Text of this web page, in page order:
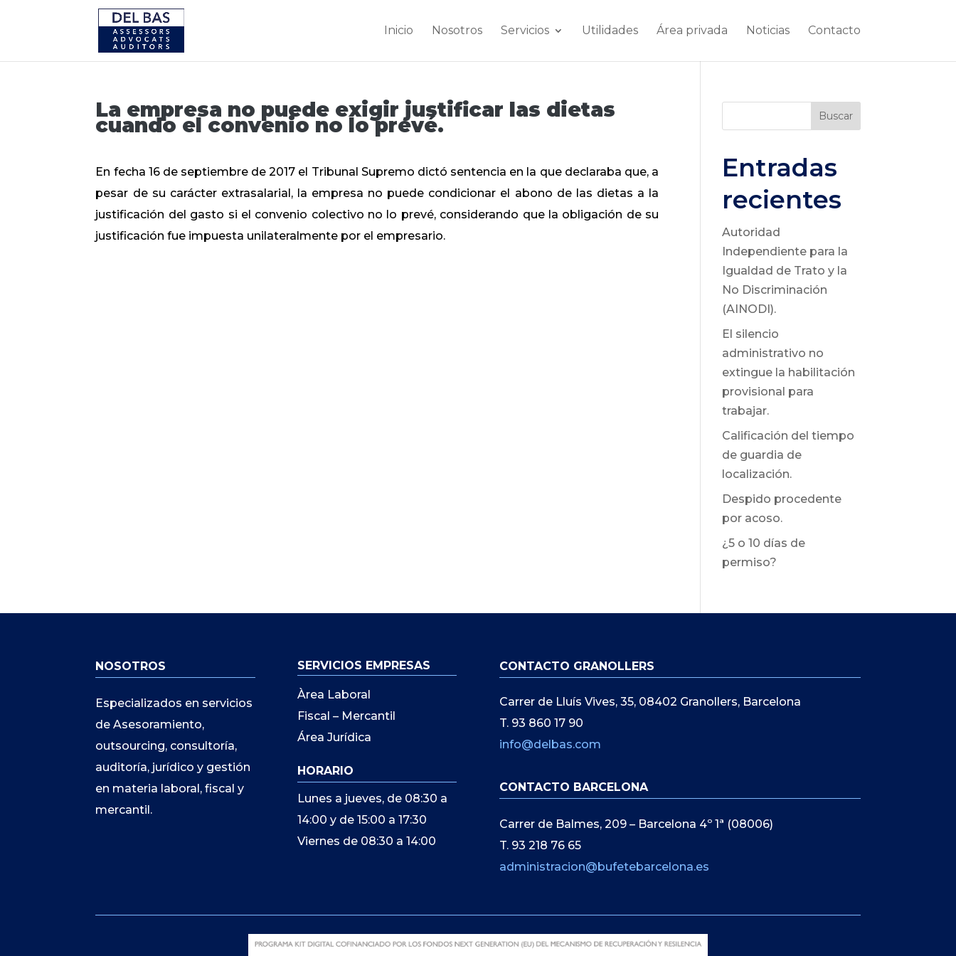
Inicio Nosotros Servicios Utilidades Área privada Noticias Contacto
La empresa no puede exigir justificar las dietas
cuando el convenio no lo prevé.
En fecha 16 de septiembre de 2017 el Tribunal Supremo dictó sentencia en la que declaraba que, a
pesar de su carácter extrasalarial, la empresa no puede condicionar el abono de las dietas a la
justificación del gasto si el convenio colectivo no lo prevé, considerando que ​la obligación de su
justificación fue impuesta unilateralmente por el empresario.
Buscar
Entradas
recientes
Autoridad
Independiente para la
Igualdad de Trato y la
No Discriminación
(AINODI).
El silencio
administrativo no
extingue la habilitación
provisional para
trabajar.
Calificación del tiempo
de guardia de
localización.
Despido procedente
por acoso.
¿5 o 10 días de
permiso?
NOSOTROS
Especializados en servicios
de Asesoramiento,
outsourcing, consultoría,
auditoría, jurídico y gestión
en materia laboral, fiscal y
mercantil.
SERVICIOS EMPRESAS
Àrea Laboral
Fiscal – Mercantil
Área Jurídica
HORARIO
Lunes a jueves, de 08:30 a
14:00 y de 15:00 a 17:30
Viernes de 08:30 a 14:00
CONTACTO GRANOLLERS
Carrer de Lluís Vives, 35, 08402 Granollers, Barcelona
T. 93 860 17 90
info@delbas.com
CONTACTO BARCELONA
Carrer de Balmes, 209 – Barcelona 4º 1ª (08006)
T. 93 218 76 65
administracion@bufetebarcelona.es